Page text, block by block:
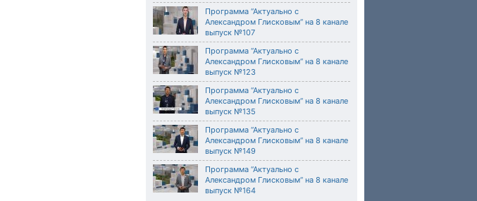
Программа “Актуально с
Александром Глисковым“ на 8 канале
выпуск №107
Программа “Актуально с
Александром Глисковым“ на 8 канале
выпуск №123
Программа “Актуально с
Александром Глисковым“ на 8 канале
выпуск №135
Программа “Актуально с
Александром Глисковым“ на 8 канале
выпуск №149
Программа “Актуально с
Александром Глисковым“ на 8 канале
выпуск №164